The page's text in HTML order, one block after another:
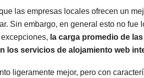
las empresas locales ofrecen un
Sin embargo, en general esto no fue
la carga promedio de
los servicios de alojamiento web
ligeramente mejor, pero con